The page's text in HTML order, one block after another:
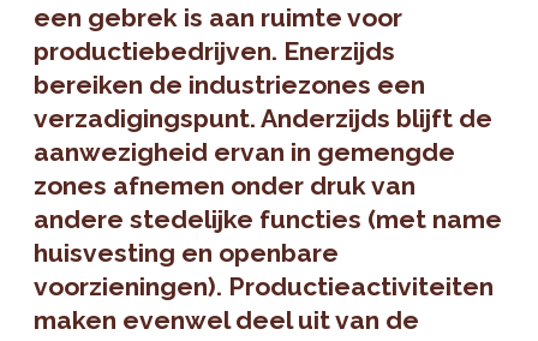
een gebrek is aan ruimte voor
productiebedrijven. Enerzijds
bereiken de industriezones een
verzadigingspunt. Anderzijds blijft de
aanwezigheid ervan in gemengde
zones afnemen onder druk van
andere stedelijke functies (met name
huisvesting en openbare
voorzieningen). Productieactiviteiten
maken evenwel deel uit van de